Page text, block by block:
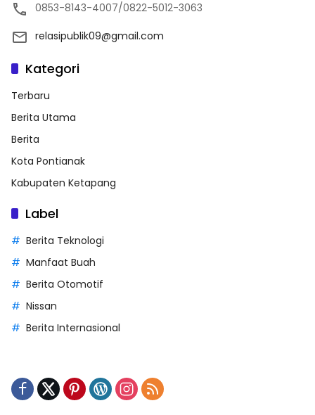
0853-8143-4007/0822-5012-3063
relasipublik09@gmail.com
Kategori
Terbaru
Berita Utama
Berita
Kota Pontianak
Kabupaten Ketapang
Label
Berita Teknologi
Manfaat Buah
Berita Otomotif
Nissan
Berita Internasional